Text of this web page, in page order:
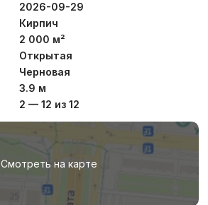
2026-09-29
Кирпич
2 000 м²
Открытая
Черновая
3.9 м
2 — 12 из 12
Смотреть на карте